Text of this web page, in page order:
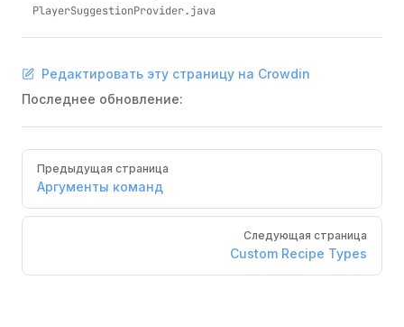
PlayerSuggestionProvider.java
Редактировать эту страницу на Crowdin
Последнее обновление:
Pager
Предыдущая страница
Аргументы команд
Следующая страница
Custom Recipe Types